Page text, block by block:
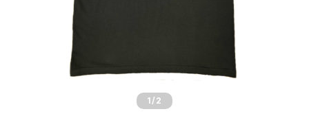
1 /2